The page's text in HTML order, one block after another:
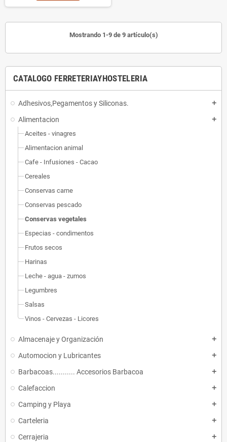
CATALOGO FERRETERIAYHOSTELERIA
Adhesivos,Pegamentos y Siliconas. add
Alimentacion add
Aceites - vinagres
Alimentacion animal
Cafe - Infusiones - Cacao
Cereales
Conservas carne
Conservas pescado
Conservas vegetales
Especias - condimentos
Frutos secos
Harinas
Leche - agua - zumos
Legumbres
Salsas
Vinos - Cervezas - Licores
Almacenaje y Organización add
Automocion y Lubricantes add
Barbacoas........... Accesorios Barbacoa add
Calefaccion add
Camping y Playa add
Carteleria add
Cerrajeria add
Mostrando 1-9 de 9 artículo(s)